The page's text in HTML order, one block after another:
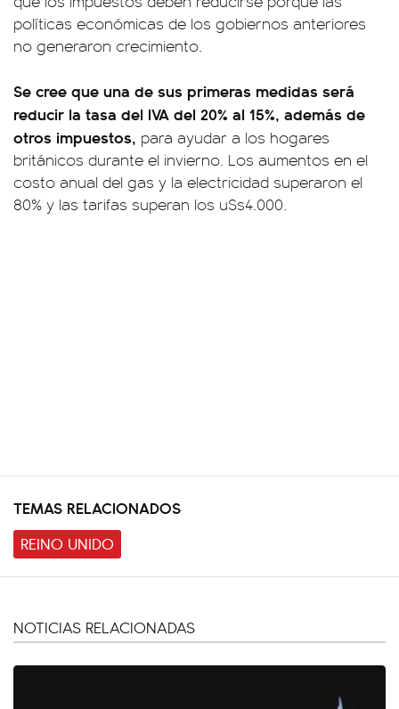
políticas económicas de los gobiernos anteriores
no generaron crecimiento.
Se cree que una de sus primeras medidas será
reducir la tasa del IVA del 20% al 15%, además de
otros impuestos, para ayudar a los hogares
británicos durante el invierno. Los aumentos en el
costo anual del gas y la electricidad superaron el
80% y las tarifas superan los u$s4.000.
TEMAS RELACIONADOS
REINO UNIDO
NOTICIAS RELACIONADAS